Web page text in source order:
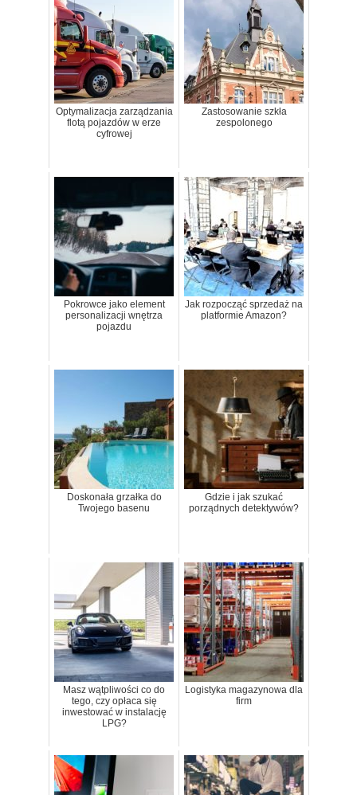
Optymalizacja zarządzania
flotą pojazdów w erze
cyfrowej
Zastosowanie szkła
zespolonego
Pokrowce jako element
personalizacji wnętrza
pojazdu
Jak rozpocząć sprzedaż na
platformie Amazon?
Doskonała grzałka do
Twojego basenu
Gdzie i jak szukać
porządnych detektywów?
Masz wątpliwości co do
tego, czy opłaca się
inwestować w instalację
LPG?
Logistyka magazynowa dla
firm